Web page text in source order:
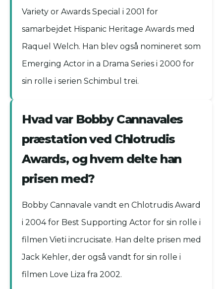
Variety or Awards Special i 2001 for
samarbejdet Hispanic Heritage Awards med
Raquel Welch. Han blev også nomineret som
Emerging Actor in a Drama Series i 2000 for
sin rolle i serien Schimbul trei.
Hvad var Bobby Cannavales
præstation ved Chlotrudis
Awards, og hvem delte han
prisen med?
Bobby Cannavale vandt en Chlotrudis Award
i 2004 for Best Supporting Actor for sin rolle i
filmen Vieti incrucisate. Han delte prisen med
Jack Kehler, der også vandt for sin rolle i
filmen Love Liza fra 2002.